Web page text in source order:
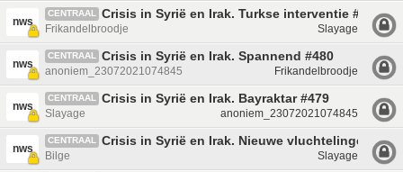
nws
CENTRAAL Crisis in Syrië en Irak. Turkse interventie #481
Frikandelbroodje Slayage
nws
CENTRAAL Crisis in Syrië en Irak. Spannend #480
anoniem_23072021074845 Frikandelbroodje
nws
CENTRAAL Crisis in Syrië en Irak. Bayraktar #479
Slayage anoniem_23072021074845
nws
CENTRAAL Crisis in Syrië en Irak. Nieuwe
Bilge Slayage